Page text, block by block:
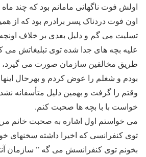
اولش فوت ناگهانی مامانم بود که چند
اون فوت دردناک پسر برادرم بود که از
تسلیت می گم و دلیل بعدی بر خلاف
علیه بچه های جدا شده توی تبلیغاتش می
طریق مخالفین سازمان صورت می
بودم و شغلم را عوض کردم و بهرحال اینها
وقتم را گرفت و بهمین دلیل متأسفانه
خواست با با بچه ها صحبت کنم.
می خواستم اول اشاره به صحبت خانم
توی کنفرانسی که اخیرا داشته
بخونم توی کنفرانسش می گه ” سازمان